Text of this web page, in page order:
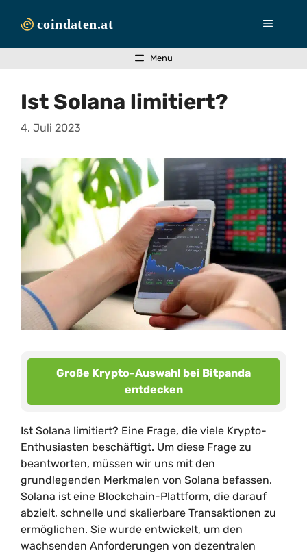
Inhalt
Menü
Menu
Ist Solana limitiert?
4. Juli 2023
Große Krypto-Auswahl bei Bitpanda
entdecken
Ist Solana limitiert? Eine Frage, die viele Krypto-
Enthusiasten beschäftigt. Um diese Frage zu
beantworten, müssen wir uns mit den
grundlegenden Merkmalen von Solana befassen.
Solana ist eine Blockchain-Plattform, die darauf
abzielt, schnelle und skalierbare Transaktionen zu
ermöglichen. Sie wurde entwickelt, um den
wachsenden Anforderungen von dezentralen